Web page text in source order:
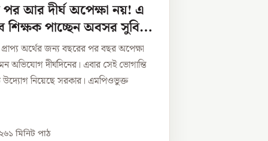
আর দীর্ঘ অপেক্ষা নয়! এ
শিক্ষক পাচ্ছেন অবসর সুবিধার
অর্থের জন্য বছরের পর বছর অপেক্ষা
অভিযোগ দীর্ঘদিনের। এবার সেই ভোগান্তি
উদ্যোগ নিয়েছে সরকার। এমপিওভুক্ত
১ মিনিট পাঠ